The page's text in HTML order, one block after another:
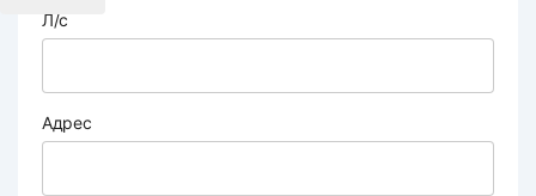
Л/с
Адрес